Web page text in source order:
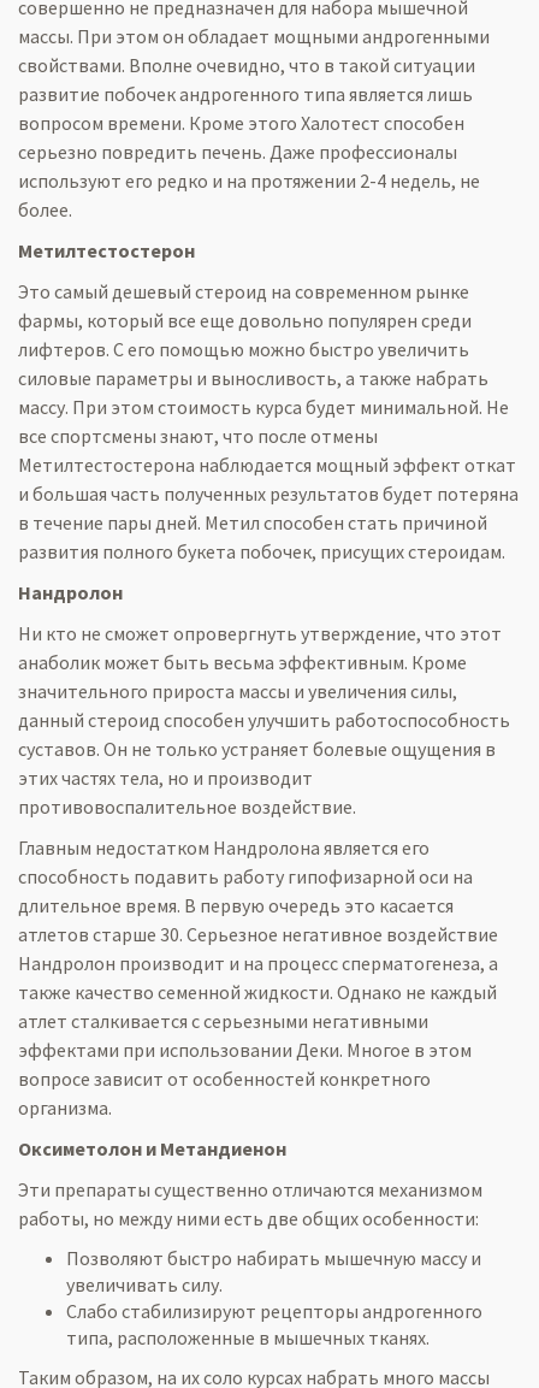
совершенно не предназначен для набора мышечной
массы. При этом он обладает мощными андрогенными
свойствами. Вполне очевидно, что в такой ситуации
развитие побочек андрогенного типа является лишь
вопросом времени. Кроме этого Халотест способен
серьезно повредить печень. Даже профессионалы
используют его редко и на протяжении 2-4 недель, не
более.
Метилтестостерон
Это самый дешевый стероид на современном рынке
фармы, который все еще довольно популярен среди
лифтеров. С его помощью можно быстро увеличить
силовые параметры и выносливость, а также набрать
массу. При этом стоимость курса будет минимальной. Не
все спортсмены знают, что после отмены
Метилтестостерона наблюдается мощный эффект откат
и большая часть полученных результатов будет потеряна
в течение пары дней. Метил способен стать причиной
развития полного букета побочек, присущих стероидам.
Нандролон
Ни кто не сможет опровергнуть утверждение, что этот
анаболик может быть весьма эффективным. Кроме
значительного прироста массы и увеличения силы,
данный стероид способен улучшить работоспособность
суставов. Он не только устраняет болевые ощущения в
этих частях тела, но и производит
противовоспалительное воздействие.
Главным недостатком Нандролона является его
способность подавить работу гипофизарной оси на
длительное время. В первую очередь это касается
атлетов старше 30. Серьезное негативное воздействие
Нандролон производит и на процесс сперматогенеза, а
также качество семенной жидкости. Однако не каждый
атлет сталкивается с серьезными негативными
эффектами при использовании Деки. Многое в этом
вопросе зависит от особенностей конкретного
организма.
Оксиметолон и Метандиенон
Эти препараты существенно отличаются механизмом
работы, но между ними есть две общих особенности:
Позволяют быстро набирать мышечную массу и
увеличивать силу.
Слабо стабилизируют рецепторы андрогенного
типа, расположенные в мышечных тканях.
Таким образом, на их соло курсах набрать много массы